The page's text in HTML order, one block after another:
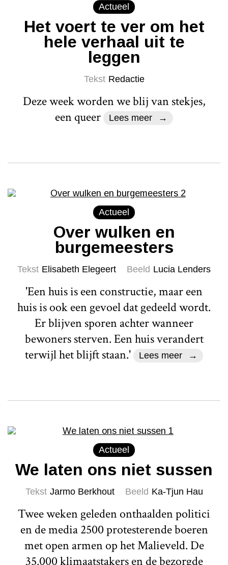
Actueel
Het voert te ver om het
hele verhaal uit te
leggen
Tekst Redactie
Deze week worden we blij van stekjes,
een queer
Lees meer
Actueel
Over wulken en
burgemeesters
Tekst Elisabeth Elegeert Beeld Lucia Lenders
'Een huis is een constructie, maar een
huis is ook een gevoel dat gedeeld wordt.
Er blijven sporen achter wanneer
bewoners sterven. Een huis verandert
terwijl het blijft staan.'
Lees meer
Actueel
We laten ons niet sussen
Tekst Jarmo Berkhout Beeld Ka-Tjun Hau
Twee weken geleden onthaalden politici
en de media 2500 protesterende boeren
met open armen op het Malieveld. De
35.000 klimaatstakers en de bezorgde